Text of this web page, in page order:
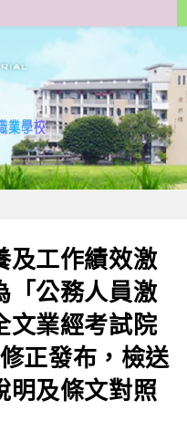
及工作績效激
「公務人員激
文業經考試院
正發布，檢送
明及條文對照